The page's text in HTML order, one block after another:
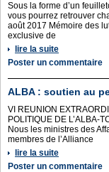
Sous la forme d’un
vous pourrez retrouver
août 2017 Mémoire des
exclusive de
lire la suite
Poster un commentaire
ALBA : soutien au
VI REUNION
POLITIQUE DE L’ALBA-
Nous les ministres des
membres de l’Alliance
lire la suite
Poster un commentaire